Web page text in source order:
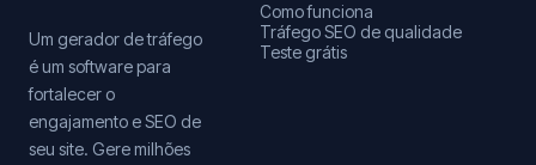
Um gerador de tráfego
é um software para
fortalecer o
engajamento e SEO de
seu site. Gere milhões
Como funciona
Tráfego SEO de qualidade
Teste grátis